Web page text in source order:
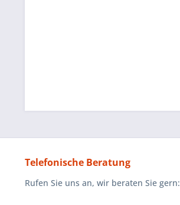
Telefonische Beratung
Rufen Sie uns an, wir beraten Sie gern: